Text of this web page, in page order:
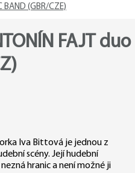
BAND (GBR/CZE)
FAJT duo
Iva Bittová je jednou z
scény. Její hudební
hranic a není možné ji